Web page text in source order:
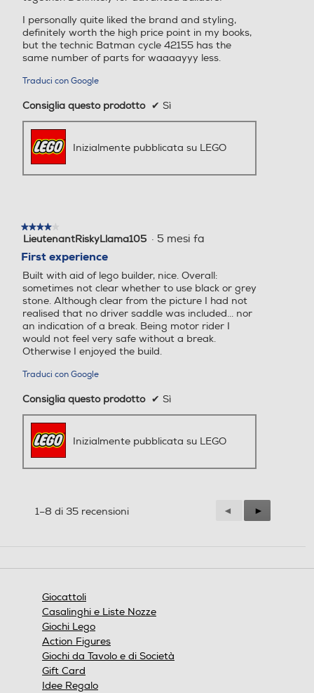
I personally quite liked the brand and styling,
definitely worth the high price point in my books,
but the technic Batman cycle 42155 has the
same number of parts for waaaayyy less.
Traduci con Google
Consiglia questo prodotto ✔ Sì
Inizialmente pubblicata su LEGO
★★★★★
★★★★★
4
5
stelle.
LieutenantRiskyLlama105 · 5 mesi fa
First experience
Built with aid of lego builder, nice. Overall:
sometimes not clear whether to use black or grey
stone. Although clear from the picture I had not
realised that no driver saddle was included... nor
an indication of a break. Being motor rider I
would not feel very safe without a break.
Otherwise I enjoyed the build.
Traduci con Google
Consiglia questo prodotto ✔ Sì
Inizialmente pubblicata su LEGO
1–8 di 35 recensioni
Precedente
Reviews
◄
Successiva
Reviews
►
Giocattoli
Casalinghi e Liste Nozze
Giochi Lego
Action Figures
Giochi da Tavolo e di Società
Gift Card
Idee Regalo